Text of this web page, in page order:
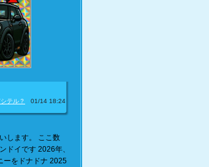
テル？ 01/14 18:24
します。 ここ数
ドイです 2026年、
ーをドナドナ 2025